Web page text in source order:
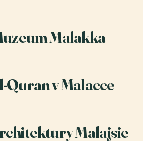
Malakka
Quran v Malacce
Malajsie